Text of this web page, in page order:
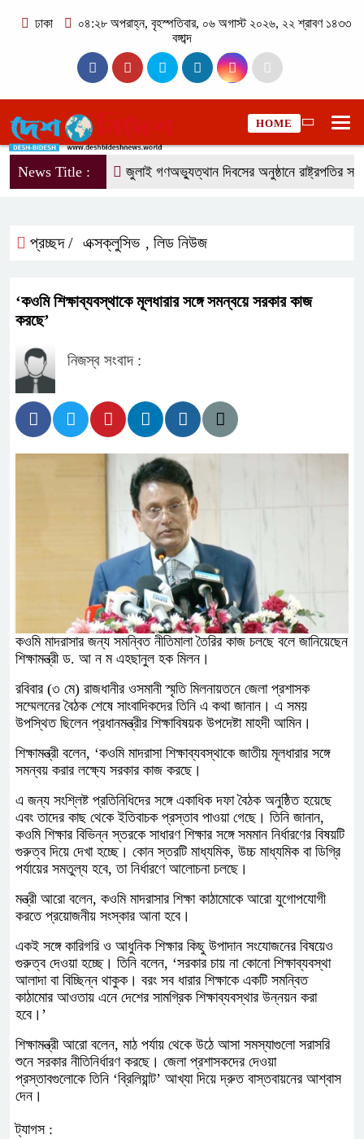
ঢাকা
০৪:২৮ অপরাহ্ন, বৃহস্পতিবার, ০৬ অগাস্ট ২০২৬, ২২ শ্রাবণ ১৪৩৩
বঙ্গাব্দ
HOME
News Title : জুলাই গণঅভ্যুত্থান দিবসের অনুষ্ঠানে রাষ্ট্রপতির
প্রচ্ছদ / এক্সক্লুসিভ , লিড নিউজ
‘কওমি শিক্ষাব্যবস্থাকে মূলধারার সঙ্গে সমন্বয়ে সরকার কাজ
করছে’
নিজস্ব সংবাদ :
কওমি মাদরাসার জন্য সমন্বিত নীতিমালা তৈরির কাজ চলছে বলে জানিয়েছেন
শিক্ষামন্ত্রী ড. আ ন ম এহছানুল হক মিলন।
রবিবার (৩ মে) রাজধানীর ওসমানী স্মৃতি মিলনায়তনে জেলা প্রশাসক
সম্মেলনের বৈঠক শেষে সাংবাদিকদের তিনি এ কথা জানান। এ সময়
উপস্থিত ছিলেন প্রধানমন্ত্রীর শিক্ষাবিষয়ক উপদেষ্টা মাহদী আমিন।
শিক্ষামন্ত্রী বলেন, ‘কওমি মাদরাসা শিক্ষাব্যবস্থাকে জাতীয় মূলধারার সঙ্গে
সমন্বয় করার লক্ষ্যে সরকার কাজ করছে।
এ জন্য সংশ্লিষ্ট প্রতিনিধিদের সঙ্গে একাধিক দফা বৈঠক অনুষ্ঠিত হয়েছে
এবং তাদের কাছ থেকে ইতিবাচক প্রস্তাব পাওয়া গেছে। তিনি জানান,
কওমি শিক্ষার বিভিন্ন স্তরকে সাধারণ শিক্ষার সঙ্গে সমমান নির্ধারণের বিষয়টি
গুরুত্ব দিয়ে দেখা হচ্ছে। কোন স্তরটি মাধ্যমিক, উচ্চ মাধ্যমিক বা ডিগ্রি
পর্যায়ের সমতুল্য হবে, তা নির্ধারণে আলোচনা চলছে।
মন্ত্রী আরো বলেন, কওমি মাদরাসার শিক্ষা কাঠামোকে আরো যুগোপযোগী
করতে প্রয়োজনীয় সংস্কার আনা হবে।
একই সঙ্গে কারিগরি ও আধুনিক শিক্ষার কিছু উপাদান সংযোজনের বিষয়েও
গুরুত্ব দেওয়া হচ্ছে। তিনি বলেন, ‘সরকার চায় না কোনো শিক্ষাব্যবস্থা
আলাদা বা বিচ্ছিন্ন থাকুক। বরং সব ধারার শিক্ষাকে একটি সমন্বিত
কাঠামোর আওতায় এনে দেশের সামগ্রিক শিক্ষাব্যবস্থার উন্নয়ন করা
হবে।’
শিক্ষামন্ত্রী আরো বলেন, মাঠ পর্যায় থেকে উঠে আসা সমস্যাগুলো সরাসরি
শুনে সরকার নীতিনির্ধারণ করছে। জেলা প্রশাসকদের দেওয়া
প্রস্তাবগুলোকে তিনি ‘ব্রিলিয়ান্ট’ আখ্যা দিয়ে দ্রুত বাস্তবায়নের আশ্বাস
দেন।
ট্যাগস :